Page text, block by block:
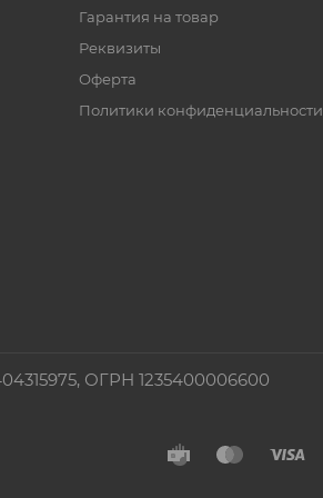
Гарантия на товар
Реквизиты
Оферта
Политики конфиденциальности
ОГРН 1235400006600